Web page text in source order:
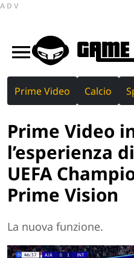
ADV
Prime Video Calcio
Prime Video
l’esperienza
UEFA
Prime Vision
La nuova funzione.